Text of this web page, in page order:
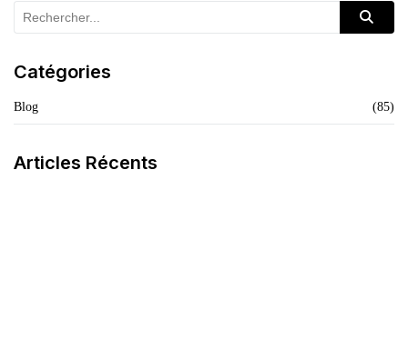
Catégories
Blog (85)
Articles Récents